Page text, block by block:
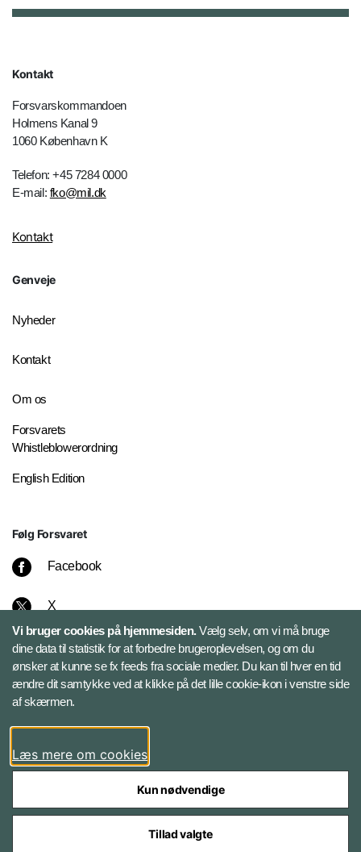
Kontakt
Forsvarskommandoen
Holmens Kanal 9
1060 København K
Telefon: +45 7284 0000
E-mail: fko@mil.dk
Kontakt
Genveje
Nyheder
Kontakt
Om os
Forsvarets
Whistleblowerordning
English Edition
Følg Forsvaret
Facebook
X
Instagram
Bluesky
LinkedIn
Vi bruger cookies på hjemmesiden.Vælg selv, om vi må bruge
dine data til statistik for at forbedre brugeroplevelsen, og om du
ønsker at kunne se fx feeds fra sociale medier. Du kan til hver en tid
ændre dit samtykke ved at klikke på det lille cookie-ikon i venstre side
af skærmen.
Læs mere om cookies
Kun nødvendige
Tillad valgte